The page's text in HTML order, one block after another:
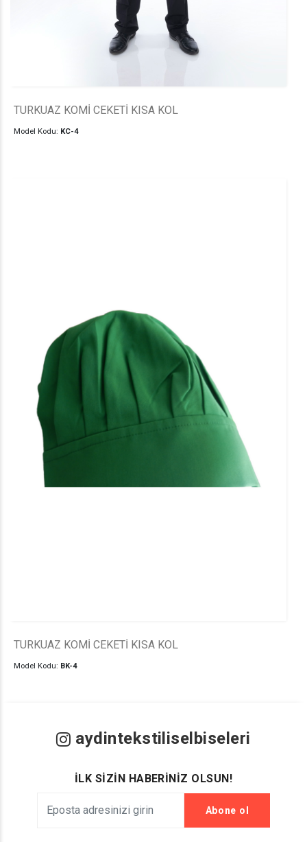
TURKUAZ KOMİ CEKETİ KISA KOL
Model Kodu: KC-4
TURKUAZ KOMİ CEKETİ KISA KOL
Model Kodu: BK-4
aydintekstiliselbiseleri
İLK SİZİN HABERİNİZ OLSUN!
Abone ol